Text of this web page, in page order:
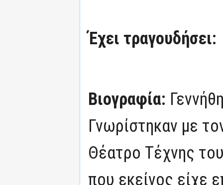
Έχει τραγουδήσει:
Βιογραφία:
Γνωρίστηκαν με
Θέατρο Τέχνης
που εκείνος είχε